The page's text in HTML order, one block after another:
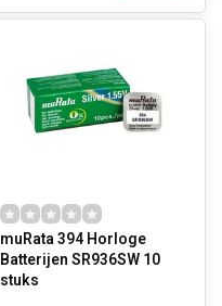
muRata 394 Horloge
Batterijen SR936SW 10
stuks